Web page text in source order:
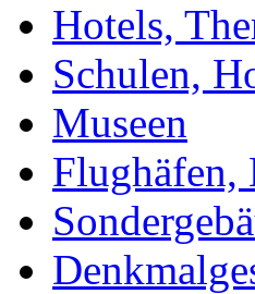
Hotels,
Schulen,
Museen
Flughäfen,